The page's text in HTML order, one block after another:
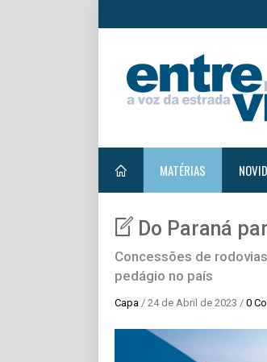
MATÉRIAS
Do Paraná
Concessões de
pedágio no país
Capa / 24 de Abril de 2023 / 0